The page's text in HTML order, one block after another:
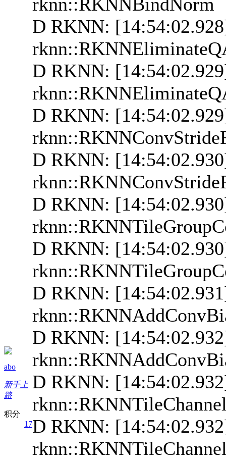
abo
新手上
路
积分
17
D RKNN:
D RKNN:
D RKNN:
D RKNN:
D RKNN:
D RKNN:
D RKNN:
D RKNN:
D RKNN:
D RKNN: